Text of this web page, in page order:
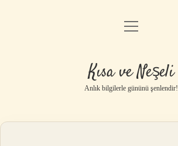
Anasayfa
Yasal Uyarı
menüyü
Kısa ve Neşeli
Anlık bilgilerle gününü şenlendir!